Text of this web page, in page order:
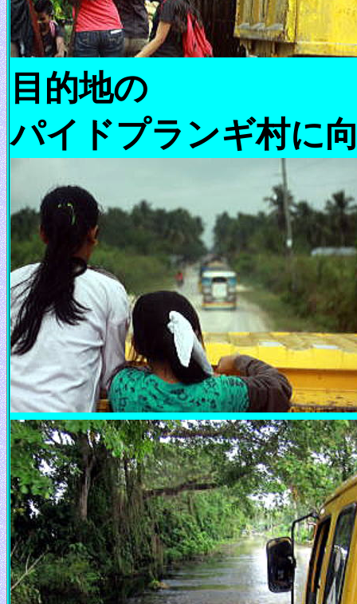
目的地の
パイドプランギ村に